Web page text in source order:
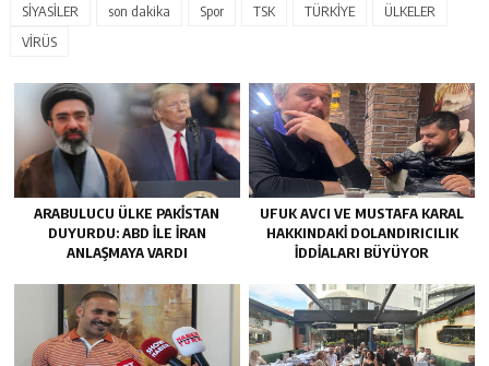
SİYASİLER
son dakika Spor TSK TÜRKİYE
ÜLKELER
VİRÜS
ARABULUCU ÜLKE PAKISTAN
DUYURDU: ABD ILE İRAN
ANLAŞMAYA VARDI
UFUK AVCI VE MUSTAFA KARAL
HAKKINDAKI DOLANDIRICILIK
İDDIALARI BÜYÜYOR